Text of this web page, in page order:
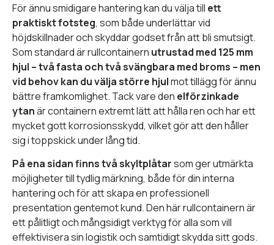
För ännu smidigare hantering kan du välja till ett
praktiskt fotsteg, som både underlättar vid
höjdskillnader och skyddar godset från att bli smutsigt.
Som standard är rullcontainern utrustad med 125 mm
hjul – två fasta och två svängbara med broms – men
vid behov kan du välja större hjulmot tillägg för ännu
bättre framkomlighet. Tack vare den elförzinkade
ytanär containern extremt lätt att hålla ren och har ett
mycket gott korrosionsskydd, vilket gör att den håller
sig i toppskick under lång tid.
På ena sidan finns två skyltplåtarsom ger utmärkta
möjligheter till tydlig märkning, både för din interna
hantering och för att skapa en professionell
presentation gentemot kund. Den här rullcontainern är
ett pålitligt och mångsidigt verktyg för alla som vill
effektivisera sin logistik och samtidigt skydda sitt gods.